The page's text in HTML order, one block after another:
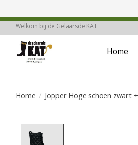
Welkom bij de Gelaarsde KAT
Home
Home / Jopper Hoge schoen zwart +